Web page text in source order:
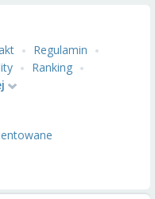
Regulamin
Ranking